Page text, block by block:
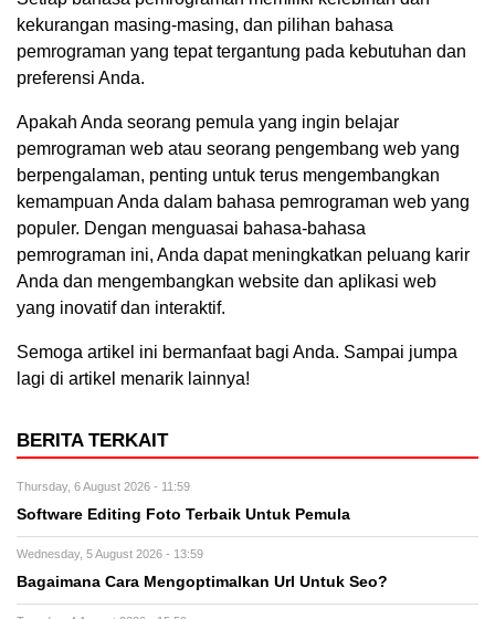
kekurangan masing-masing, dan pilihan bahasa
pemrograman yang tepat tergantung pada kebutuhan dan
preferensi Anda.
Apakah Anda seorang pemula yang ingin belajar
pemrograman web atau seorang pengembang web yang
berpengalaman, penting untuk terus mengembangkan
kemampuan Anda dalam bahasa pemrograman web yang
populer. Dengan menguasai bahasa-bahasa
pemrograman ini, Anda dapat meningkatkan peluang karir
Anda dan mengembangkan website dan aplikasi web
yang inovatif dan interaktif.
Semoga artikel ini bermanfaat bagi Anda. Sampai jumpa
lagi di artikel menarik lainnya!
BERITA TERKAIT
Thursday, 6 August 2026 - 11:59
Software Editing Foto Terbaik Untuk Pemula
Wednesday, 5 August 2026 - 13:59
Bagaimana Cara Mengoptimalkan Url Untuk Seo?